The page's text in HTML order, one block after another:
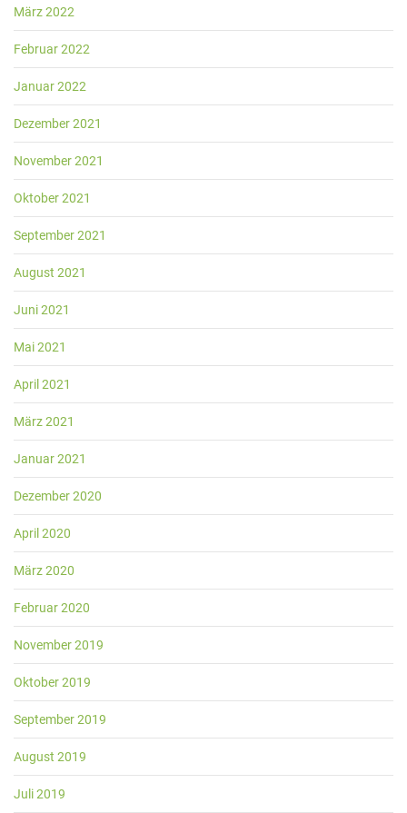
März 2022
Februar 2022
Januar 2022
Dezember 2021
November 2021
Oktober 2021
September 2021
August 2021
Juni 2021
Mai 2021
April 2021
März 2021
Januar 2021
Dezember 2020
April 2020
März 2020
Februar 2020
November 2019
Oktober 2019
September 2019
August 2019
Juli 2019